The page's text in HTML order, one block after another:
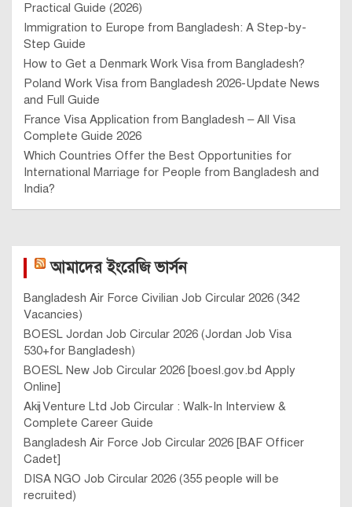
Practical Guide (2026)
Immigration to Europe from Bangladesh: A Step-by-
Step Guide
How to Get a Denmark Work Visa from Bangladesh?
Poland Work Visa from Bangladesh 2026-Update News
and Full Guide
France Visa Application from Bangladesh – All Visa
Complete Guide 2026
Which Countries Offer the Best Opportunities for
International Marriage for People from Bangladesh and
India?
আমাদের ইংরেজি ভার্সন
Bangladesh Air Force Civilian Job Circular 2026 (342
Vacancies)
BOESL Jordan Job Circular 2026 (Jordan Job Visa
530+for Bangladesh)
BOESL New Job Circular 2026 [boesl.gov.bd Apply
Online]
Akij Venture Ltd Job Circular : Walk-In Interview &
Complete Career Guide
Bangladesh Air Force Job Circular 2026 [BAF Officer
Cadet]
DISA NGO Job Circular 2026 (355 people will be
recruited)